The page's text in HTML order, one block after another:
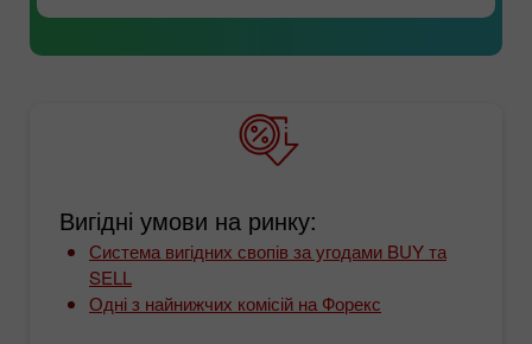
Вигідні умови на ринку:
Система вигідних свопів за угодами BUY та
SELL
Одні з найнижчих комісій на Форекс